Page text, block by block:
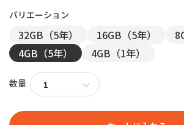
32GB（5年） 16GB（5年）
4GB（5年）
4GB（1年）
数量